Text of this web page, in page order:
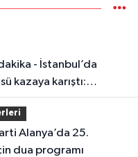
kazaya karıştı:
dua programı